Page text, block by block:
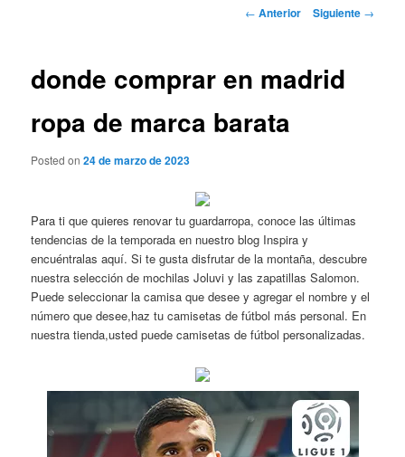
Navegación
← Anterior Siguiente →
donde comprar en madrid
ropa de marca barata
Posted on24 de marzo de 2023
Para ti que quieres renovar tu guardarropa, conoce las últimas
tendencias de la temporada en nuestro blog Inspira y
encuéntralas aquí. Si te gusta disfrutar de la montaña, descubre
nuestra selección de mochilas Joluvi y las zapatillas Salomon.
Puede seleccionar la camisa que desee y agregar el nombre y el
número que desee,haz tu camisetas de fútbol más personal. En
nuestra tienda,usted puede camisetas de fútbol personalizadas.